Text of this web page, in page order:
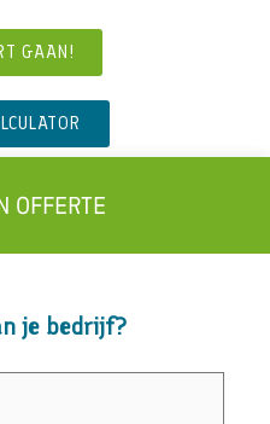
GAAN!
OFFERTE
je bedrijf?